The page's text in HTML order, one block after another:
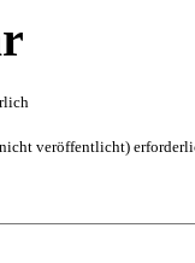
veröffentlicht)